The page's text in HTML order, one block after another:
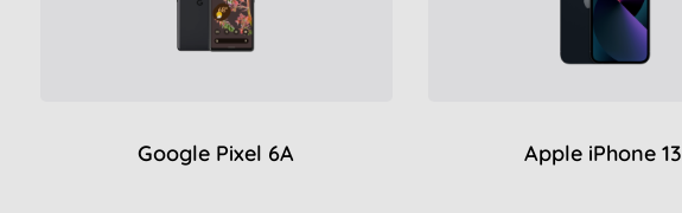
Google Pixel 6A Apple iPhone 13